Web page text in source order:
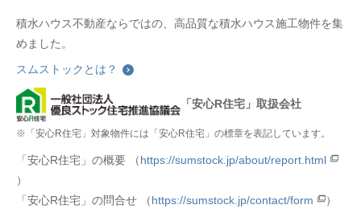
積水ハウス不動産ならではの、高品質な積水ハウス施工物件を集
めました。
スムストックとは？
「安心R住宅」取扱会社
※「安心R住宅」対象物件には「安心R住宅」の標章を表記しています。
「安心R住宅」の概要 （https://sumstock.jp/about/report.html
）
「安心R住宅」の問合せ （https://sumstock.jp/contact/form ）